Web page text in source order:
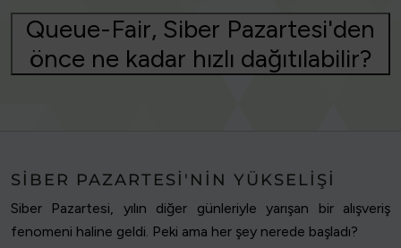
Queue-Fair, Siber Pazartesi'den
önce ne kadar hızlı dağıtılabilir?
SIBER PAZARTESI'NIN YÜKSELIŞI
Siber Pazartesi, yılın diğer günleriyle yarışan bir alışveriş
fenomeni haline geldi. Peki ama her şey nerede başladı?